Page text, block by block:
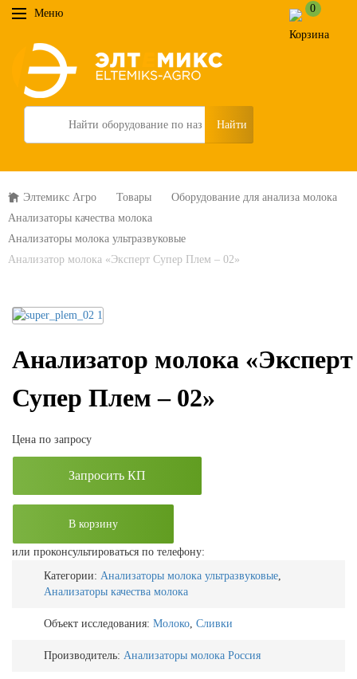
Меню 0
Search
Элтемикс Агро Товары
Оборудование для анализа молока
Анализаторы качества молока
Анализаторы молока ультразвуковые
Анализатор молока «Эксперт Супер Плем – 02»
Анализатор молока «Эксперт
Супер Плем – 02»
Цена по запросу
Запросить КП
В корзину
или проконсультироваться по телефону:
Категории: Анализаторы молока ультразвуковые,
Анализаторы качества молока
Объект исследования: Молоко, Сливки
Производитель: Анализаторы молока Россия